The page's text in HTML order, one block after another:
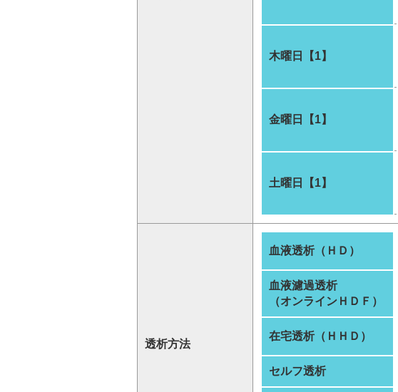
木曜日【1】
金曜日【1】
土曜日【1】
透析方法
血液透析（ＨＤ）
血液濾過透析
（オンラインＨＤＦ）
在宅透析（ＨＨＤ）
セルフ透析